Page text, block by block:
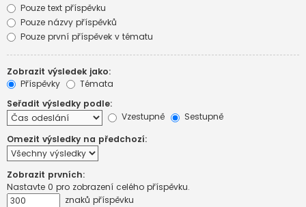
Pouze text příspěvku
Pouze názvy příspěvků
Pouze první příspěvek v tématu
Zobrazit výsledek jako:
Příspěvky
Témata
Seřadit výsledky podle:
Vzestupně
Sestupně
Omezit výsledky na předchozí:
Zobrazit prvních:
Nastavte 0 pro zobrazení celého příspěvku.
znaků příspěvku